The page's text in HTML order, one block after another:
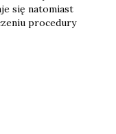
się natomiast
procedury